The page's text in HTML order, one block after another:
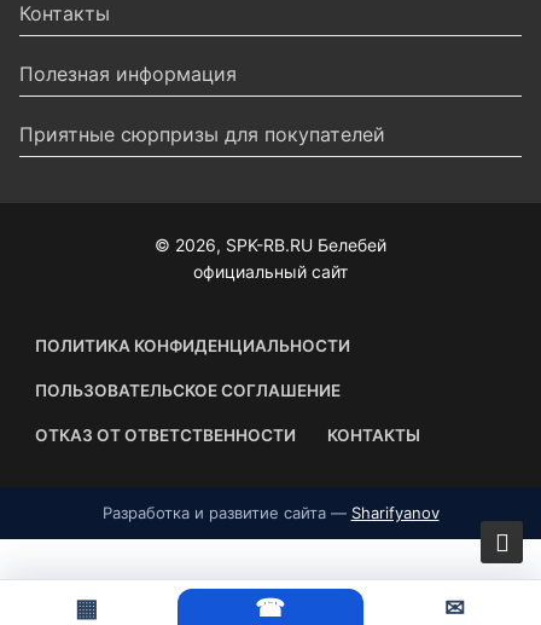
Контакты
Полезная информация
Приятные сюрпризы для покупателей
© 2026, SPK-RB.RU Белебей
официальный сайт
ПОЛИТИКА КОНФИДЕНЦИАЛЬНОСТИ
ПОЛЬЗОВАТЕЛЬСКОЕ СОГЛАШЕНИЕ
ОТКАЗ ОТ ОТВЕТСТВЕННОСТИ КОНТАКТЫ
Разработка и развитие сайта — Sharifyanov
▦ ☎ ✉